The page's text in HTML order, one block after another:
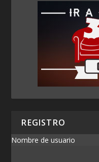
REGISTRO
Nombre de usuario